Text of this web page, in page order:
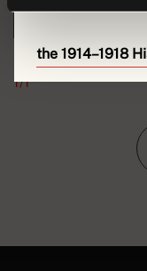
the 1914–1918
1/1